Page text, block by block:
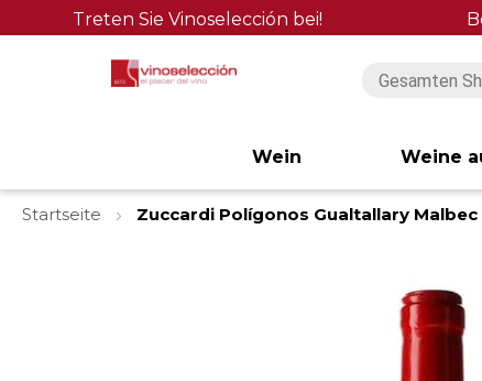
Treten Sie Vinoselección bei!
Wein Weine
Startseite
Zuccardi Polígonos Gualtallary Malbec